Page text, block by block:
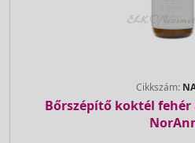
Cikkszám:
Bőrszépítő koktél fehér